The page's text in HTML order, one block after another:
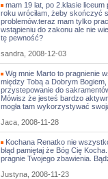
mam 19 lat, po 2.klasie liceum
roku wróciłam, żeby skończyć
problemów.teraz mam tylko
wstąpieniu do zakonu ale nie
tę pewność?
sandra, 2008-12-03
Wg mnie Marto to pragnienie
między Tobą a Dobrym
przystepowanie do
Mówisz że jesteś bardzo
mogła tam wykorzystywać
Jaca, 2008-11-28
Kochana Renatko nie
błąd pamiętaj że Bóg Cię
pragnie Twojego zbawienia.
Justyna, 2008-11-23